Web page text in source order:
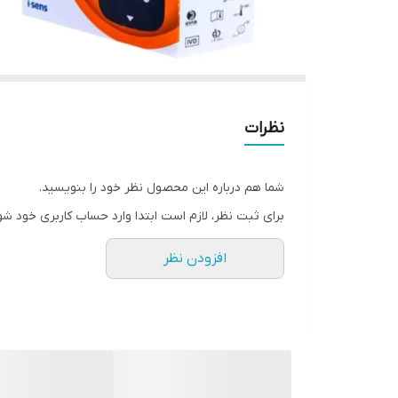
نظرات
شما هم درباره این محصول نظر خود را بنویسید.
برای ثبت نظر، لازم است ابتدا وارد حساب کاربری خود
افزودن نظر